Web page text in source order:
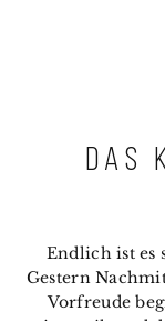
Das
Endlich ist es
Gestern
Vorfreude